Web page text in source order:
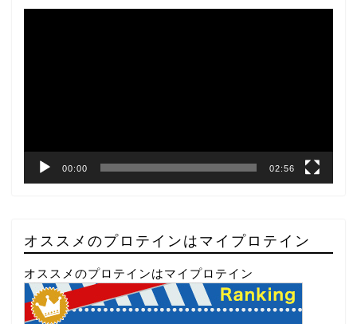
00:00 02:56
オススメのプロテインはマイプロテイン
オススメのプロテインはマイプロテイン